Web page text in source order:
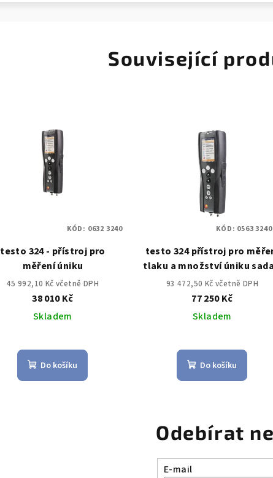
Související
testo 324 - přístroj pro
měření úniku
45 992,10 Kč včetně DPH
38 010 Kč
Skladem
Do košíku
KÓD: 0632 3240
testo 324 přístroj pro
tlaku a množství úniku
93 472,50 Kč včetně DPH
77 250 Kč
Skladem
Do košíku
KÓD: 0563
Odebírat
E-mail